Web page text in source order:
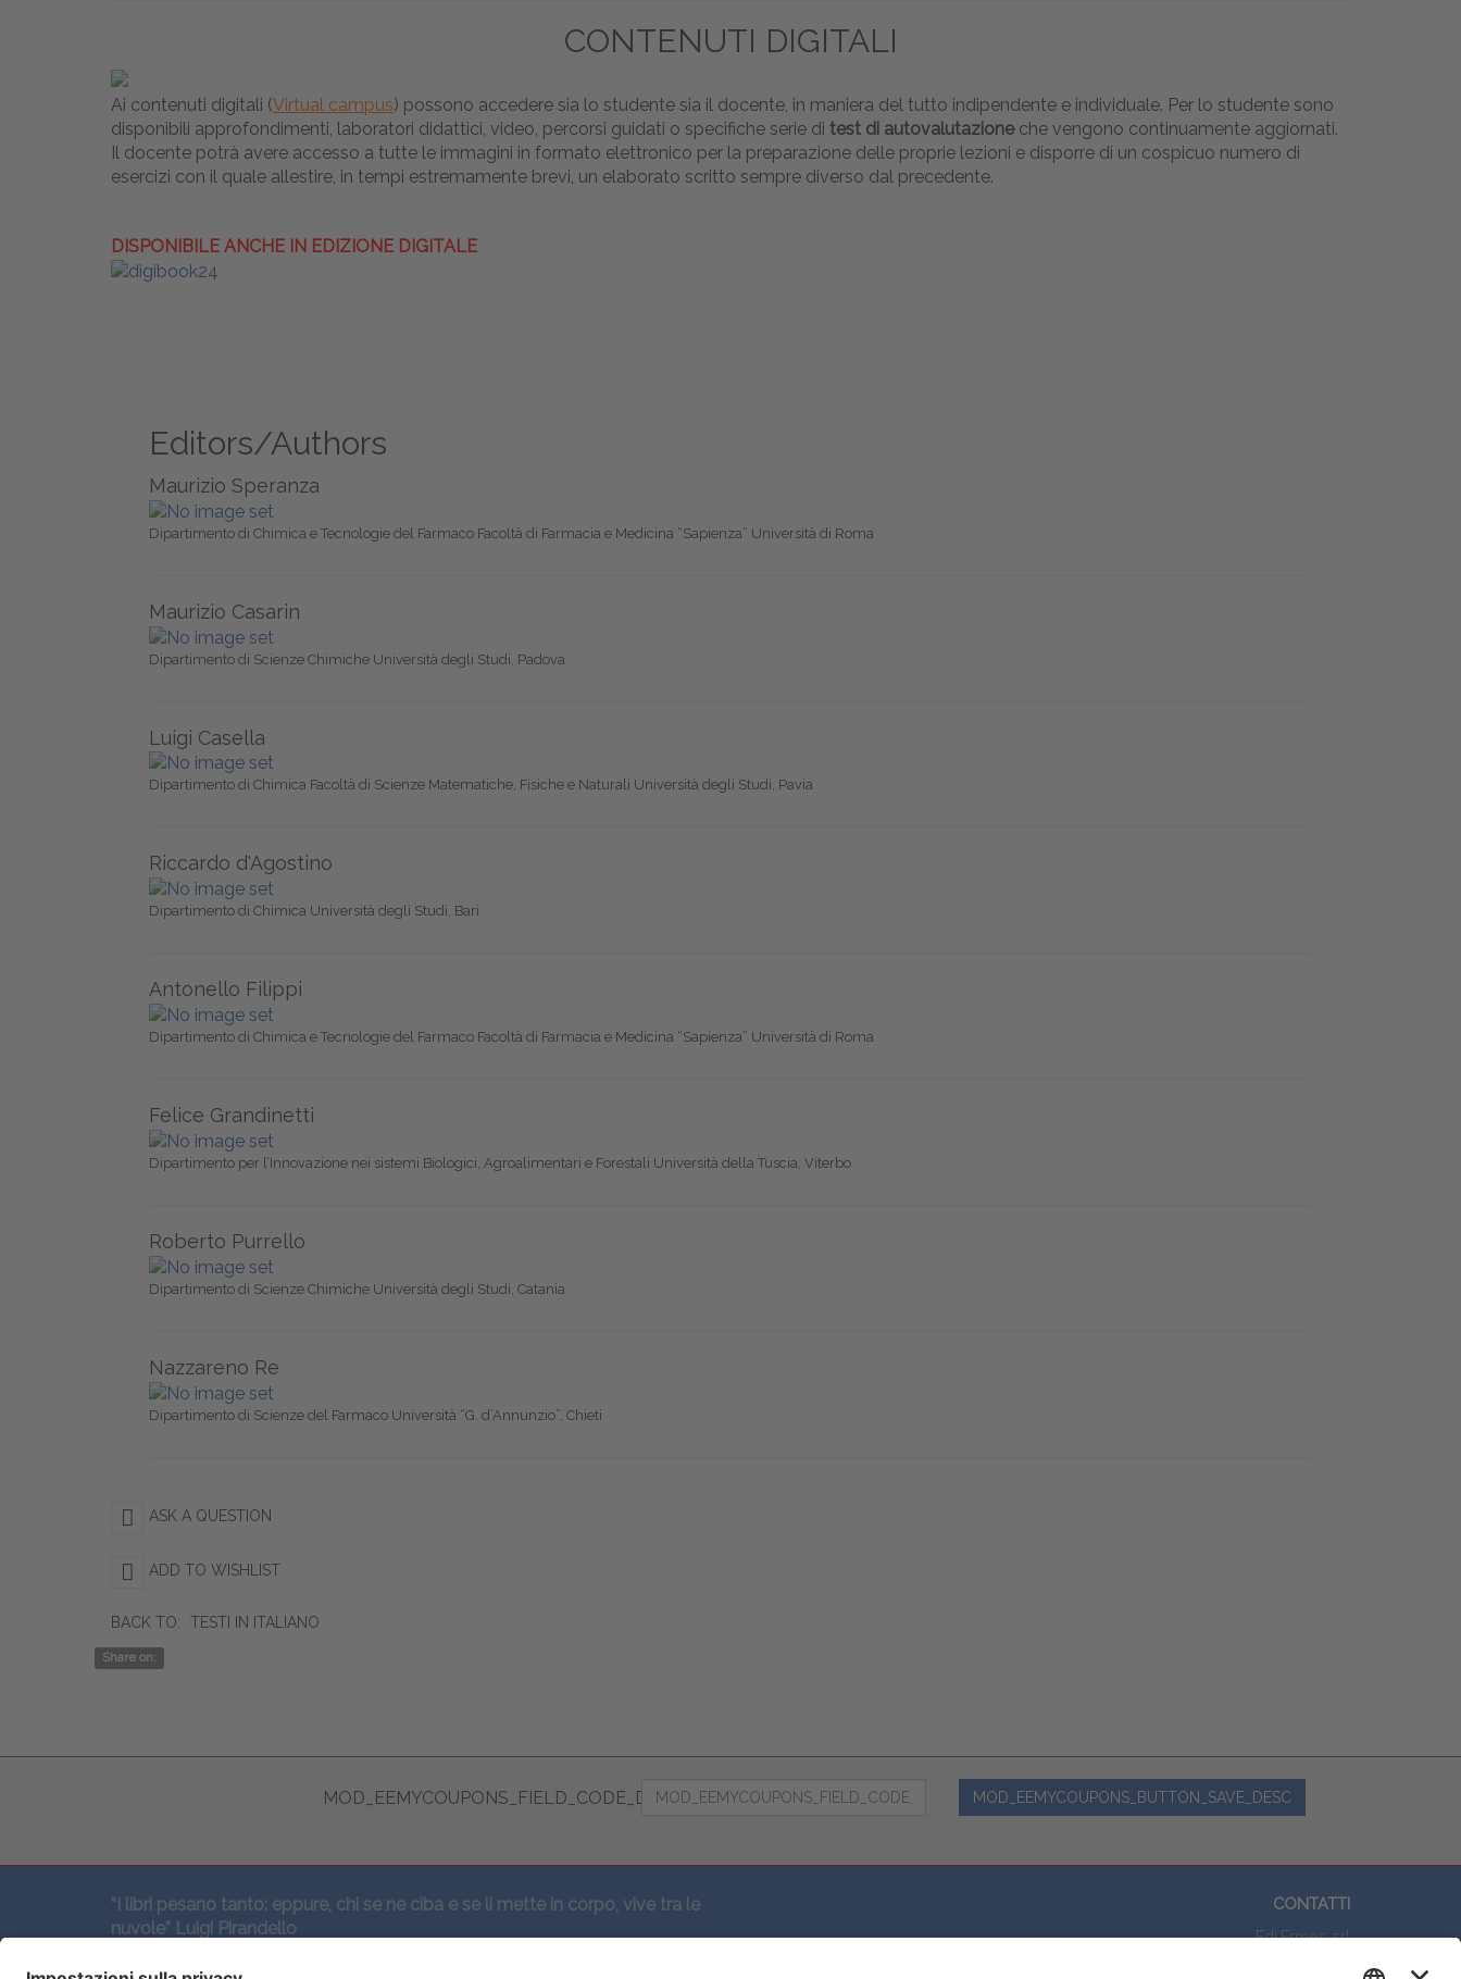
CONTENUTI DIGITALI
Ai contenuti digitali (Virtual campus) possono accedere sia lo studente sia il docente, in maniera del tutto indipendente e individuale. Per lo studente sono
disponibili approfondimenti, laboratori didattici, video, percorsi guidati o specifiche serie di test di autovalutazione che vengono continuamente aggiornati.
Il docente potrà avere accesso a tutte le immagini in formato elettronico per la preparazione delle proprie lezioni e disporre di un cospicuo numero di
esercizi con il quale allestire, in tempi estremamente brevi, un elaborato scritto sempre diverso dal precedente.
DISPONIBILE ANCHE IN EDIZIONE DIGITALE
Editors/Authors
Maurizio Speranza
Dipartimento di Chimica e Tecnologie del Farmaco Facoltà di Farmacia e Medicina “Sapienza” Università di Roma
Maurizio Casarin
Dipartimento di Scienze Chimiche Università degli Studi, Padova
Luigi Casella
Dipartimento di Chimica Facoltà di Scienze Matematiche, Fisiche e Naturali Università degli Studi, Pavia
Riccardo d'Agostino
Dipartimento di Chimica Università degli Studi, Bari
Antonello Filippi
Dipartimento di Chimica e Tecnologie del Farmaco Facoltà di Farmacia e Medicina “Sapienza” Università di Roma
Felice Grandinetti
Dipartimento per l’Innovazione nei sistemi Biologici, Agroalimentari e Forestali Università della Tuscia, Viterbo
Roberto Purrello
Dipartimento di Scienze Chimiche Università degli Studi, Catania
Nazzareno Re
Dipartimento di Scienze del Farmaco Università “G. d’Annunzio”, Chieti
ASK A QUESTION
ADD TO WISHLIST
BACK TO: TESTI IN ITALIANO
Share on:
MOD_EEMYCOUPONS_FIELD_CODE_DESC MOD_EEMYCOUPONS_BUTTON_SAVE_DESC
“I libri pesano tanto: eppure, chi se ne ciba e se li mette in corpo, vive tra le
nuvole” Luigi Pirandello
CONTATTI
Edi.Ermes srl